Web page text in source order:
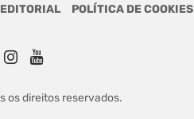
POLÍTICA DE COOKIES
os direitos reservados.